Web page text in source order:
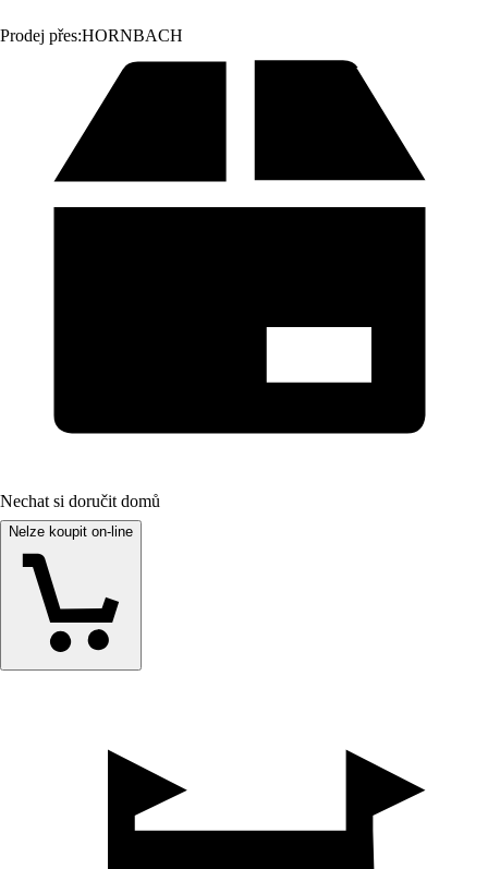
Prodej přes:HORNBACH
Nechat si doručit domů
Nelze koupit on-line